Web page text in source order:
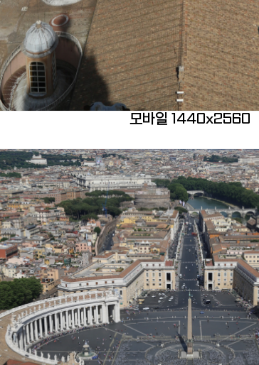
모바일 1440x2560